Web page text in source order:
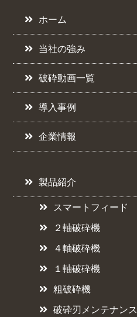
ホーム
当社の強み
破砕動画一覧
導入事例
企業情報
製品紹介
スマートフィード
２軸破砕機
４軸破砕機
１軸破砕機
粗破砕機
破砕刃メンテナンス